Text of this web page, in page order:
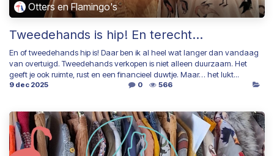
Otters en Flamingo's
Tweedehands is hip! En terecht...
En of tweedehands hip is! Daar ben ik al heel wat langer dan vandaag
van overtuigd. Tweedehands verkopen is niet alleen duurzaam. Het
geeft je ook ruimte, rust en een financieel duwtje. Maar… het lukt...
9 dec 2025 0 566